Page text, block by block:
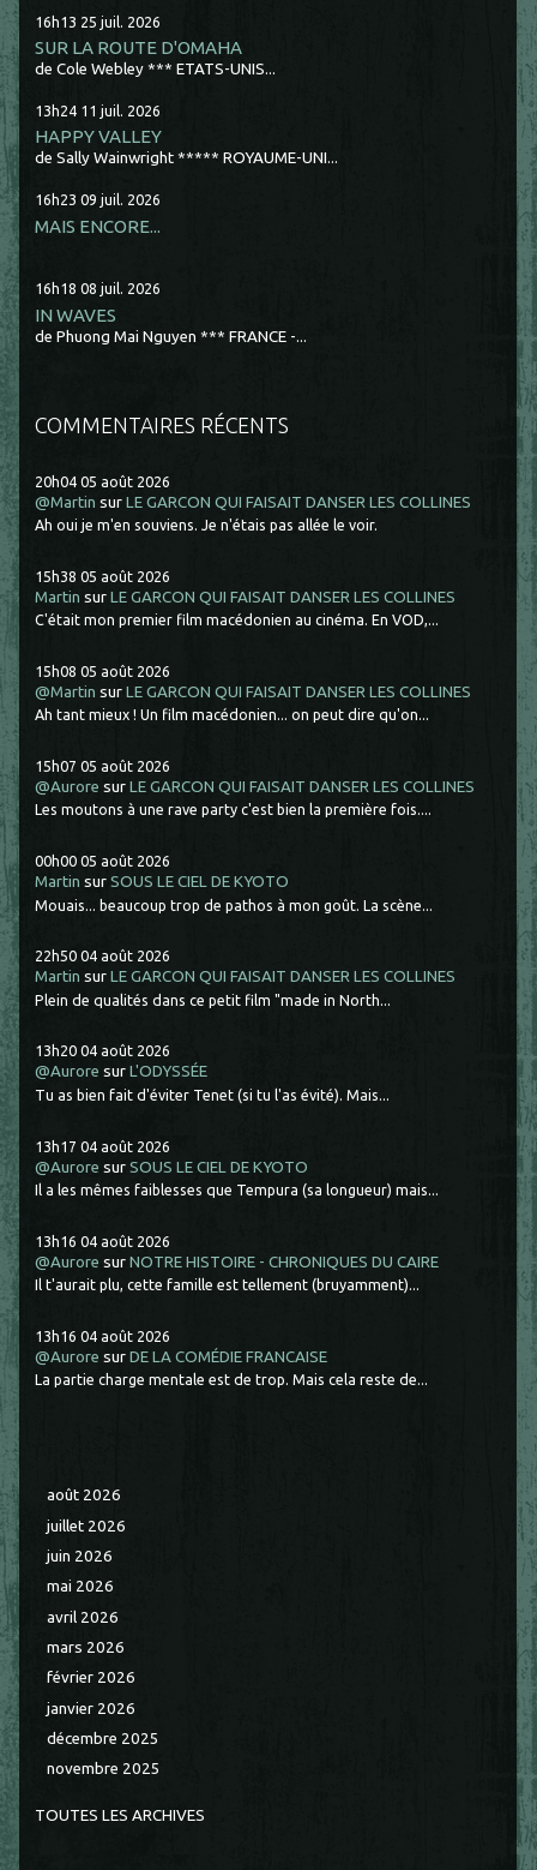
16h13 25 juil. 2026
SUR LA ROUTE D'OMAHA
de Cole Webley *** ETATS-UNIS...
13h24 11 juil. 2026
HAPPY VALLEY
de Sally Wainwright ***** ROYAUME-UNI...
16h23 09 juil. 2026
MAIS ENCORE...
16h18 08 juil. 2026
IN WAVES
de Phuong Mai Nguyen *** FRANCE -...
COMMENTAIRES RÉCENTS
20h04 05 août 2026
@Martin surLE GARCON QUI FAISAIT DANSER LES COLLINES
Ah oui je m'en souviens. Je n'étais pas allée le voir.
15h38 05 août 2026
Martin surLE GARCON QUI FAISAIT DANSER LES COLLINES
C'était mon premier film macédonien au cinéma. En VOD,...
15h08 05 août 2026
@Martin surLE GARCON QUI FAISAIT DANSER LES COLLINES
Ah tant mieux ! Un film macédonien... on peut dire qu'on...
15h07 05 août 2026
@Aurore surLE GARCON QUI FAISAIT DANSER LES COLLINES
Les moutons à une rave party c'est bien la première fois....
00h00 05 août 2026
Martin surSOUS LE CIEL DE KYOTO
Mouais... beaucoup trop de pathos à mon goût. La scène...
22h50 04 août 2026
Martin surLE GARCON QUI FAISAIT DANSER LES COLLINES
Plein de qualités dans ce petit film "made in North...
13h20 04 août 2026
@Aurore surL'ODYSSÉE
Tu as bien fait d'éviter Tenet (si tu l'as évité). Mais...
13h17 04 août 2026
@Aurore surSOUS LE CIEL DE KYOTO
Il a les mêmes faiblesses que Tempura (sa longueur) mais...
13h16 04 août 2026
@Aurore surNOTRE HISTOIRE - CHRONIQUES DU CAIRE
Il t'aurait plu, cette famille est tellement (bruyamment)...
13h16 04 août 2026
@Aurore surDE LA COMÉDIE FRANCAISE
La partie charge mentale est de trop. Mais cela reste de...
août 2026
juillet 2026
juin 2026
mai 2026
avril 2026
mars 2026
février 2026
janvier 2026
décembre 2025
novembre 2025
TOUTES LES ARCHIVES